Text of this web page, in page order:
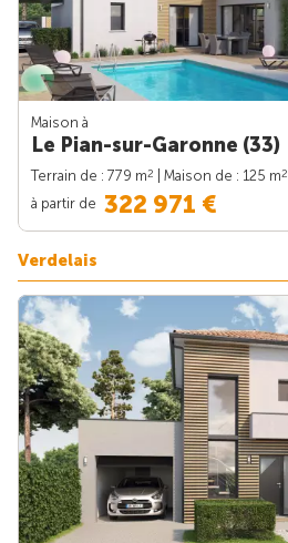
Maison à
Le Pian-sur-Garonne (33)
Terrain de : 779 m2 | Maison de : 125 m2
à partir de 322 971 €
Verdelais